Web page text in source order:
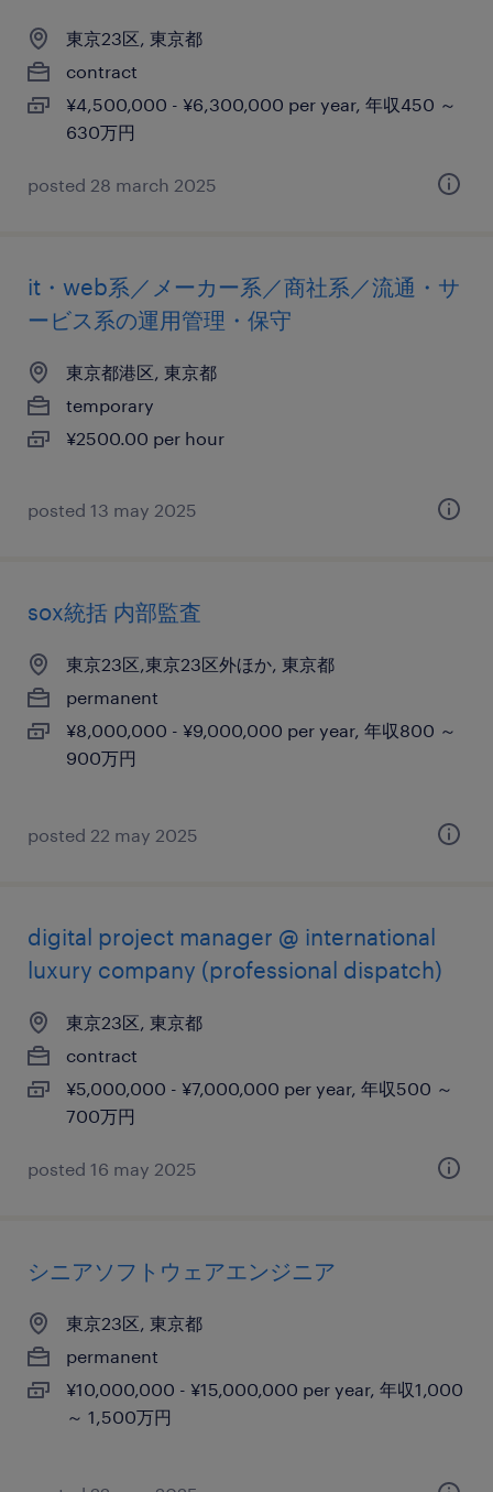
東京23区, 東京都
contract
¥4,500,000 - ¥6,300,000 per year, 年収450 ～
630万円
posted 28 march 2025
it・web系／メーカー系／商社系／流通・サ
ービス系の運用管理・保守
東京都港区, 東京都
temporary
¥2500.00 per hour
posted 13 may 2025
sox統括 内部監査
東京23区,東京23区外ほか, 東京都
permanent
¥8,000,000 - ¥9,000,000 per year, 年収800 ～
900万円
posted 22 may 2025
digital project manager @ international
luxury company (professional dispatch)
東京23区, 東京都
contract
¥5,000,000 - ¥7,000,000 per year, 年収500 ～
700万円
posted 16 may 2025
シニアソフトウェアエンジニア
東京23区, 東京都
permanent
¥10,000,000 - ¥15,000,000 per year, 年収1,000
～ 1,500万円